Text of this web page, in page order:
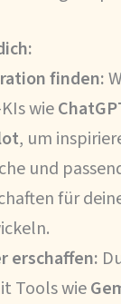
finden:
wie
, um
und
für
erschaffen:
Tools wie